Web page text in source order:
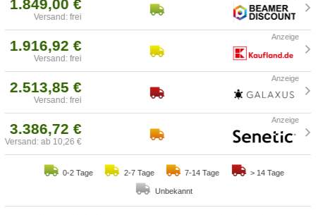
1.849,00 €
Versand: frei
1.916,92 €
Versand: frei
2.513,85 €
Versand: frei
3.386,72 €
Versand: ab 10,26 €
0-2 Tage 2-7 Tage 7-14 Tage > 14 Tage
Unbekannt